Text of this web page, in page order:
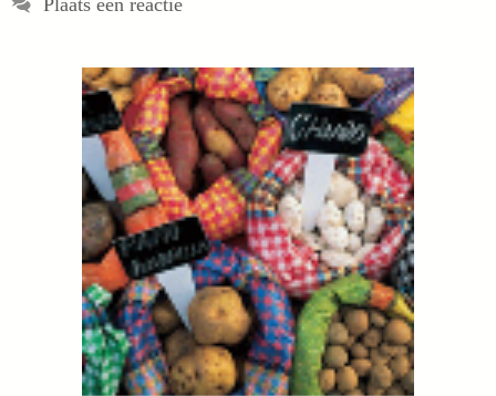
Plaats een reactie